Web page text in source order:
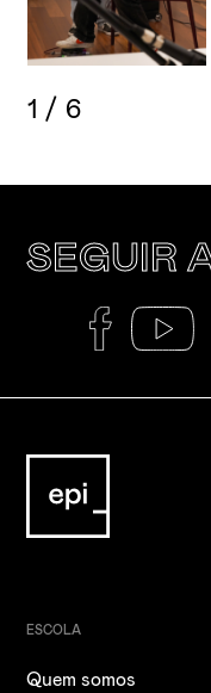
1 / 6
SEGUIR
ESCOLA
Quem somos